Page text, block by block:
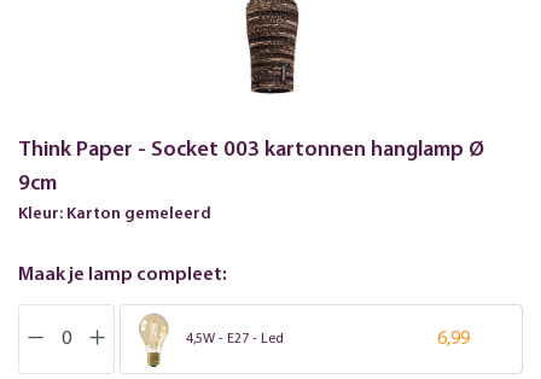
Think Paper - Socket 003 kartonnen hanglamp Ø
9cm
Kleur: Karton gemeleerd
Maak je lamp compleet:
4,5W - E27 - Led 6,99